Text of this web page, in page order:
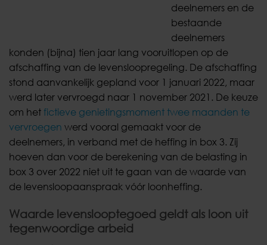
deelnemers en de
bestaande
deelnemers
konden (bijna) tien jaar lang vooruitlopen op de
afschaffing van de levensloopregeling. De afschaffing
stond aanvankelijk gepland voor 1 januari 2022, maar
werd later vervroegd naar 1 november 2021. De keuze
om het fictieve genietingsmoment twee maanden te
vervroegen werd vooral gemaakt voor de
deelnemers, in verband met de heffing in box 3. Zij
hoeven dan voor de berekening van de belasting in
box 3 over 2022 niet uit te gaan van de waarde van
de levensloopaanspraak vóór loonheffing.
Waarde levenslooptegoed geldt als loon uit
tegenwoordige arbeid